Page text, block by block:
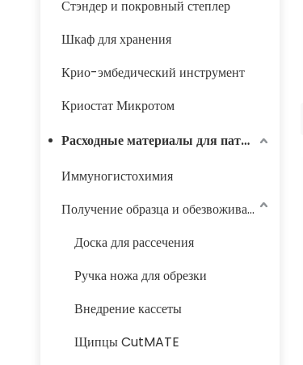
Стэндер и покровный степлер
Шкаф для хранения
Крио-эмбедический инструмент
Криостат Микротом
Расходные материалы для патологии
Иммуногистохимия
Получение образца и обезвоживание
Доска для рассечения
Ручка ножа для обрезки
Внедрение кассеты
Щипцы CutMATE